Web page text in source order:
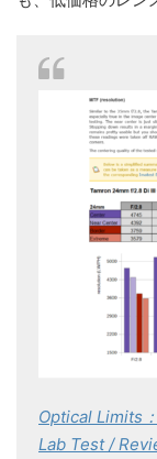
Optical Limits
Lab Test /